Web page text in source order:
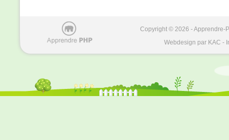
Copyright © 2026 - Apprendre-
Webdesign par KAC -